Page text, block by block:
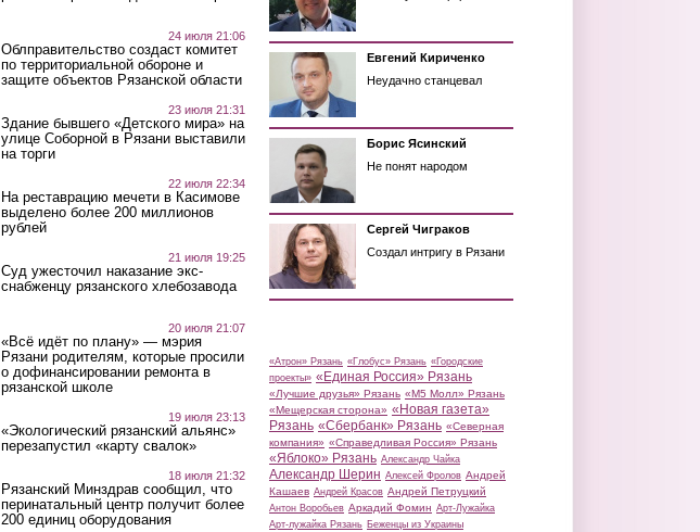
24 июля 21:06
Облправительство создаст комитет
по территориальной обороне и
защите объектов Рязанской области
23 июля 21:31
Здание бывшего «Детского мира» на
улице Соборной в Рязани выставили
на торги
22 июля 22:34
На реставрацию мечети в Касимове
выделено более 200 миллионов
рублей
21 июля 19:25
Суд ужесточил наказание экс-
снабженцу рязанского хлебозавода
20 июля 21:07
«Всё идёт по плану» — мэрия
Рязани родителям, которые просили
о дофинансировании ремонта в
рязанской школе
19 июля 23:13
«Экологический рязанский альянс»
перезапустил «карту свалок»
18 июля 21:32
Рязанский Минздрав сообщил, что
перинатальный центр получит более
200 единиц оборудования
Евгений Кириченко
Неудачно станцевал
Борис Ясинский
Не понят народом
Сергей Чиграков
Создал интригу в Рязани
«Атрон» Рязань «Глобус» Рязань «Городские
проекты» «Единая Россия» Рязань
«Лучшие друзья» Рязань «М5 Молл» Рязань
«Мещерская сторона» «Новая газета»
Рязань «Сбербанк» Рязань «Северная
компания» «Справедливая Россия» Рязань
«Яблоко» Рязань Александр Чайка
Александр Шерин Алексей Фролов Андрей
Кашаев Андрей Красов Андрей Петруцкий
Антон Воробьев Аркадий Фомин Арт-Лужайка
Арт-лужайка Рязань Беженцы из Украины